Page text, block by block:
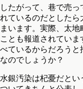
したがって、巷で売
れているのだとした
まいます。実際、太
ことも報道されてい
べているからだろう
なのでしょうか？
水銀汚染は杞憂だと